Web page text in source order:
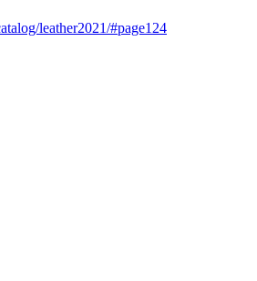
leather2021/#page124